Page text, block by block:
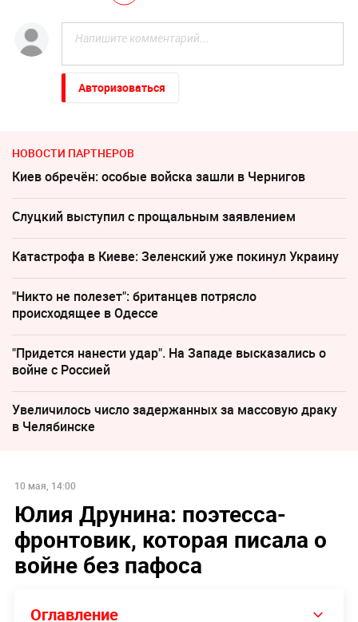
Авторизоваться
НОВОСТИ ПАРТНЕРОВ
Киев обречён: особые войска зашли в Чернигов
Слуцкий выступил с прощальным заявлением
Катастрофа в Киеве: Зеленский уже покинул Украину
"Никто не полезет": британцев потрясло
происходящее в Одессе
"Придется нанести удар". На Западе высказались о
войне с Россией
Увеличилось число задержанных за массовую драку
в Челябинске
10 мая, 14:00
Юлия Друнина: поэтесса-
фронтовик, которая писала о
войне без пафоса
Оглавление